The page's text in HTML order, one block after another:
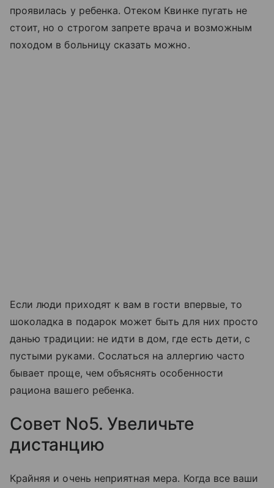
проявилась у ребенка. Отеком Квинке пугать не
стоит, но о строгом запрете врача и возможным
походом в больницу сказать можно.
Если люди приходят к вам в гости впервые, то
шоколадка в подарок может быть для них просто
данью традиции: не идти в дом, где есть дети, с
пустыми руками. Сослаться на аллергию часто
бывает проще, чем объяснять особенности
рациона вашего ребенка.
Совет No5. Увеличьте
дистанцию
Крайняя и очень неприятная мера. Когда все ваши